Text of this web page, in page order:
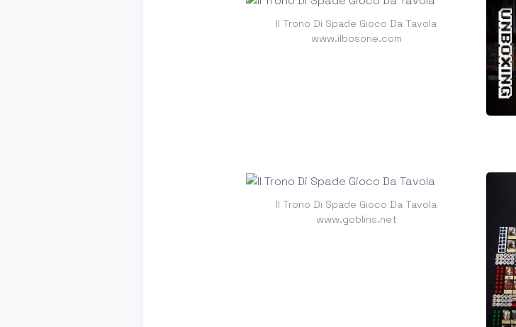
Il Trono Di Spade Gioco Da Tavola
www.ilbosone.com
Il Trono Di Spade Gioco Da Tavola
www.goblins.net